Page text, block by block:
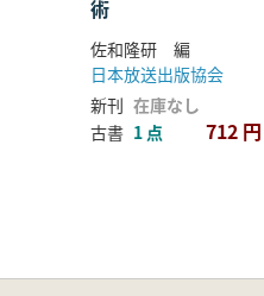
術
佐和隆研 編
日本放送出版協会
新刊 在庫なし
古書 1 点 712 円